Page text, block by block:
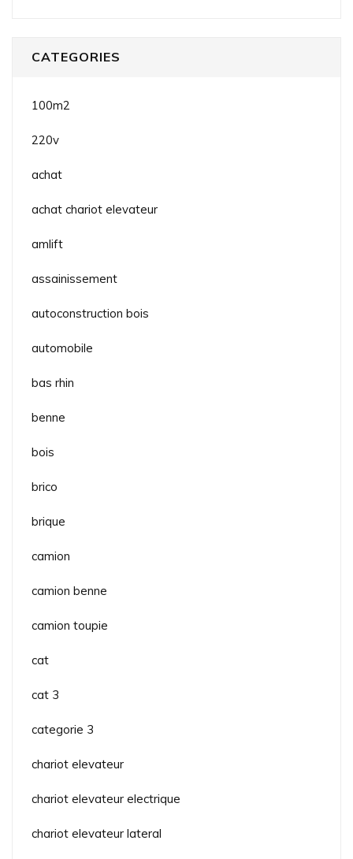
CATEGORIES
100m2
220v
achat
achat chariot elevateur
amlift
assainissement
autoconstruction bois
automobile
bas rhin
benne
bois
brico
brique
camion
camion benne
camion toupie
cat
cat 3
categorie 3
chariot elevateur
chariot elevateur electrique
chariot elevateur lateral